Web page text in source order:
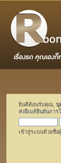
ยินดีต้อนรับคุณ,บุ
ส่งอีเมล์ยืนยันการ
เข้าสู่ระบบด้วยชื่อ